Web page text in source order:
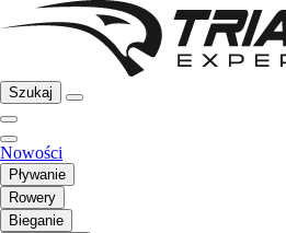
Szukaj
Nowości
Pływanie
Rowery
Bieganie